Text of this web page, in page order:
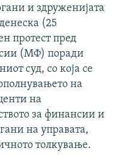
и здруженијата
(25
протест пред
(МФ) поради
суд, со која се
на
на
за финансии и
на управата,
толкување.